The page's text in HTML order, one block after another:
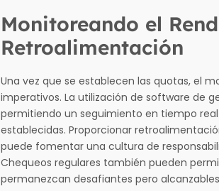
Monitoreando el
Retroalimentación
Una vez que se establecen las quotas, el
imperativos. La utilización de software de
permitiendo un seguimiento en tiempo
establecidas. Proporcionar
puede fomentar una cultura de
Chequeos regulares también pueden
permanezcan desafiantes pero